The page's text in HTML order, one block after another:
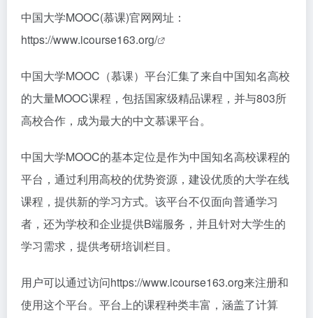
中国大学MOOC(慕课)官网网址：
https://www.icourse163.org/
中国大学MOOC（慕课）平台汇集了来自中国知名高校
的大量MOOC课程，包括国家级精品课程，并与803所
高校合作，成为最大的中文慕课平台。
中国大学MOOC的基本定位是作为中国知名高校课程的
平台，通过利用高校的优势资源，建设优质的大学在线
课程，提供新的学习方式。该平台不仅面向普通学习
者，还为学校和企业提供B端服务，并且针对大学生的
学习需求，提供考研培训栏目。
用户可以通过访问https://www.icourse163.org来注册和
使用这个平台。平台上的课程种类丰富，涵盖了计算